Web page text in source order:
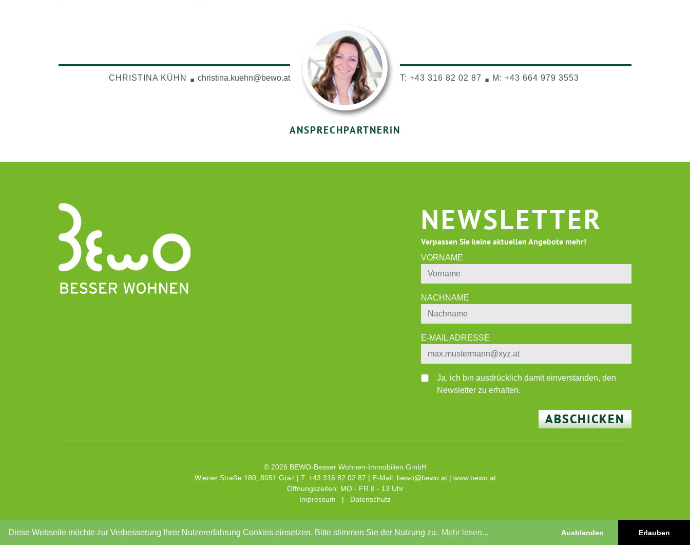
Diese Webseite möchte zur Verbesserung Ihrer Nutzererfahrung Cookies einsetzen. Bitte stimmen Sie der Nutzung zu. Mehr lesen... Ausblenden Erlauben
CHRISTINA KÜHN ·christina.kuehn@bewo.at T: +43 316 82 02 87·M: +43 664 979 3553
ANSPRECHPARTNERiN
NEWSLETTER
Verpassen Sie keine aktuellen Angebote mehr!
VORNAME
NACHNAME
E-MAIL ADRESSE
Ja, ich bin ausdrücklich damit einverstanden, den
Newsletter zu erhalten.
ABSCHICKEN
© 2026 BEWO-Besser Wohnen-Immobilien GmbH
Wiener Straße 180, 8051 Graz | T: +43 316 82 02 87 | E-Mail: bewo@bewo.at| www.bewo.at
Öffnungszeiten: MO - FR 8 - 13 Uhr
Impressum | Datenschutz